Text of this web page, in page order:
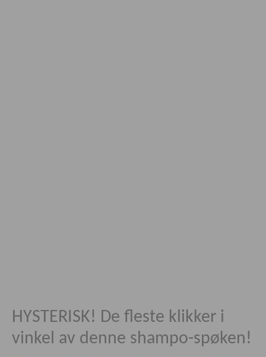
HYSTERISK! De fleste klikker i
vinkel av denne shampo-spøken!